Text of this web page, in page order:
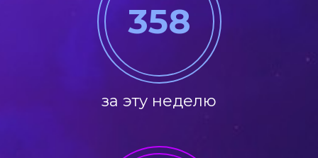
358
за эту неделю